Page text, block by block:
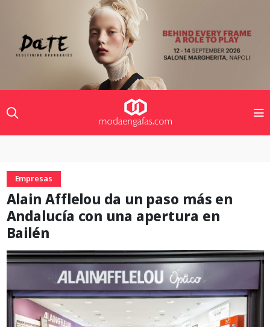
Empresas
Alain Afflelou da un paso más en
Andalucía con una apertura en
Bailén